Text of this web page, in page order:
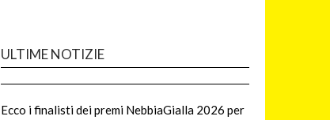
ULTIME NOTIZIE
Ecco i finalisti dei premi NebbiaGialla 2026 per